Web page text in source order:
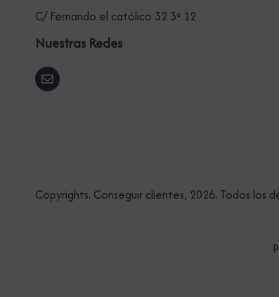
C/ Fernando el católico 32 3º 12
Nuestras Redes
Copyrights. Conseguir clientes, 2026. Todos los